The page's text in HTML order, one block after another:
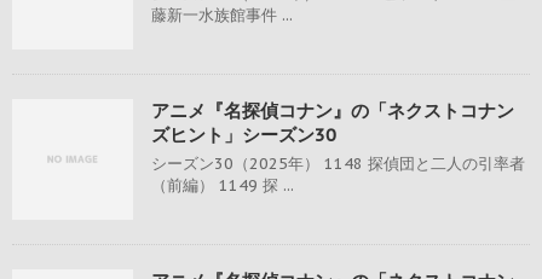
藤新一水族館事件 ...
アニメ『名探偵コナン』の「ネクストコナン
ズヒント」シーズン30
シーズン30（2025年） 1148 探偵団と二人の引率者
（前編） 1149 探 ...